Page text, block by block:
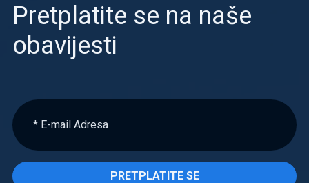
Pretplatite se na naše
obavijesti
PRETPLATITE SE